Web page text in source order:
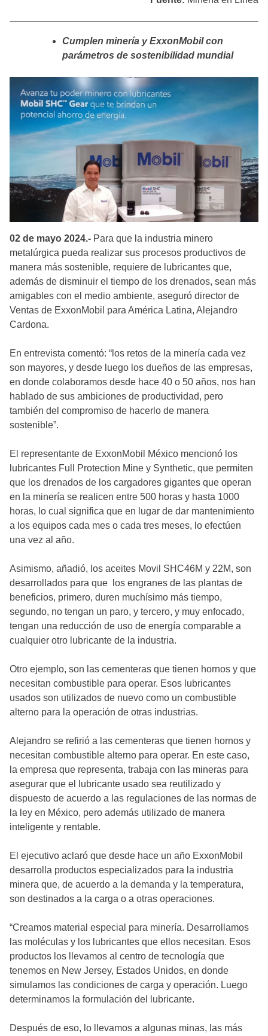
Cumplen minería y ExxonMobil con
parámetros de sostenibilidad mundial
02 de mayo 2024.- Para que la industria minero
metalúrgica pueda realizar sus procesos productivos de
manera más sostenible, requiere de lubricantes que,
además de disminuir el tiempo de los drenados, sean más
amigables con el medio ambiente, aseguró director de
Ventas de ExxonMobil para América Latina, Alejandro
Cardona.
En entrevista comentó: “los retos de la minería cada vez
son mayores, y desde luego los dueños de las empresas,
en donde colaboramos desde hace 40 o 50 años, nos han
hablado de sus ambiciones de productividad, pero
también del compromiso de hacerlo de manera
sostenible”.
El representante de ExxonMobil México mencionó los
lubricantes Full Protection Mine y Synthetic, que permiten
que los drenados de los cargadores gigantes que operan
en la minería se realicen entre 500 horas y hasta 1000
horas, lo cual significa que en lugar de dar mantenimiento
a los equipos cada mes o cada tres meses, lo efectúen
una vez al año.
Asimismo, añadió, los aceites Movil SHC46M y 22M, son
desarrollados para que los engranes de las plantas de
beneficios, primero, duren muchísimo más tiempo,
segundo, no tengan un paro, y tercero, y muy enfocado,
tengan una reducción de uso de energía comparable a
cualquier otro lubricante de la industria.
Otro ejemplo, son las cementeras que tienen hornos y que
necesitan combustible para operar. Esos lubricantes
usados son utilizados de nuevo como un combustible
alterno para la operación de otras industrias.
Alejandro se refirió a las cementeras que tienen hornos y
necesitan combustible alterno para operar. En este caso,
la empresa que representa, trabaja con las mineras para
asegurar que el lubricante usado sea reutilizado y
dispuesto de acuerdo a las regulaciones de las normas de
la ley en México, pero además utilizado de manera
inteligente y rentable.
El ejecutivo aclaró que desde hace un año ExxonMobil
desarrolla productos especializados para la industria
minera que, de acuerdo a la demanda y la temperatura,
son destinados a la carga o a otras operaciones.
“Creamos material especial para minería. Desarrollamos
las moléculas y los lubricantes que ellos necesitan. Esos
productos los llevamos al centro de tecnología que
tenemos en New Jersey, Estados Unidos, en donde
simulamos las condiciones de carga y operación. Luego
determinamos la formulación del lubricante.
Después de eso, lo llevamos a algunas minas, las más